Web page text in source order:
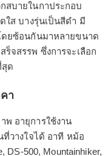
สบายในกาประกอบ
ใส บางรุ่นเป็นสีดำ มี
ดยซ้อนกันมาหลายขนาด
จสรรพ ซึ่งการจะเลือก
สุด
า
อายุการใช้งาน
ที่วางใจได้ อาที หม้อ
DS-500, Mountainhiker,